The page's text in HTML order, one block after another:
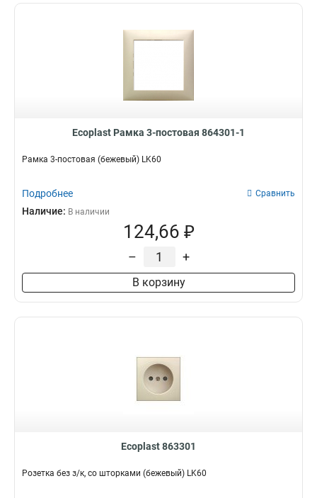
Ecoplast Рамка 3-постовая 864301-1
Рамка 3-постовая (бежевый) LK60
Подробнее Сравнить
Наличие: В наличии
124,66 ₽
– +
В корзину
Ecoplast 863301
Розетка без з/к, со шторками (бежевый) LK60